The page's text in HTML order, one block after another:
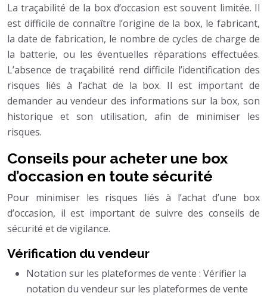
La traçabilité de la box d’occasion est souvent limitée. Il
est difficile de connaître l’origine de la box, le fabricant,
la date de fabrication, le nombre de cycles de charge de
la batterie, ou les éventuelles réparations effectuées.
L’absence de traçabilité rend difficile l’identification des
risques liés à l’achat de la box. Il est important de
demander au vendeur des informations sur la box, son
historique et son utilisation, afin de minimiser les
risques.
Conseils pour acheter une box
d’occasion en toute sécurité
Pour minimiser les risques liés à l’achat d’une box
d’occasion, il est important de suivre des conseils de
sécurité et de vigilance.
Vérification du vendeur
Notation sur les plateformes de vente : Vérifier la
notation du vendeur sur les plateformes de vente